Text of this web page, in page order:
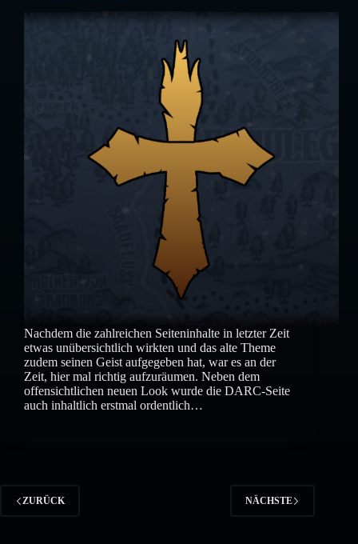
Nachdem die zahlreichen Seiteninhalte in letzter Zeit
etwas unübersichtlich wirkten und das alte Theme
zudem seinen Geist aufgegeben hat, war es an der
Zeit, hier mal richtig aufzuräumen. Neben dem
offensichtlichen neuen Look wurde die DARC-Seite
auch inhaltlich erstmal ordentlich…
ZURÜCK NÄCHSTE